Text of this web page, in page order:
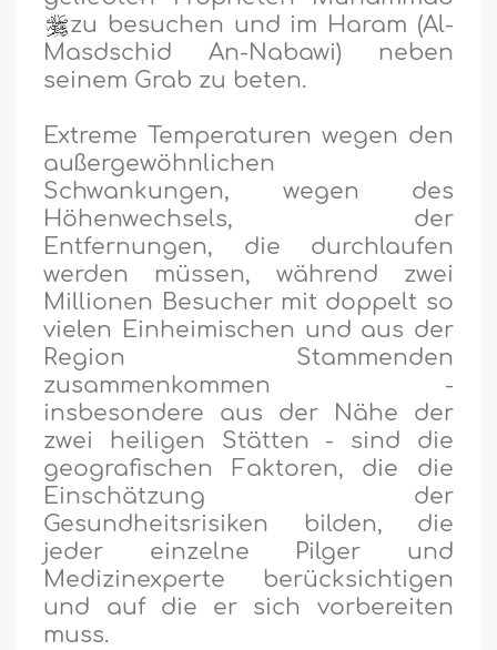
zu besuchen und im Haram (Al-
Masdschid An-Nabawi) neben
seinem Grab zu beten.
Extreme Temperaturen wegen den
außergewöhnlichen
Schwankungen, wegen des
Höhenwechsels, der
Entfernungen, die durchlaufen
werden müssen, während zwei
Millionen Besucher mit doppelt so
vielen Einheimischen und aus der
Region Stammenden
zusammenkommen -
insbesondere aus der Nähe der
zwei heiligen Stätten - sind die
geografischen Faktoren, die die
Einschätzung der
Gesundheitsrisiken bilden, die
jeder einzelne Pilger und
Medizinexperte berücksichtigen
und auf die er sich vorbereiten
muss.